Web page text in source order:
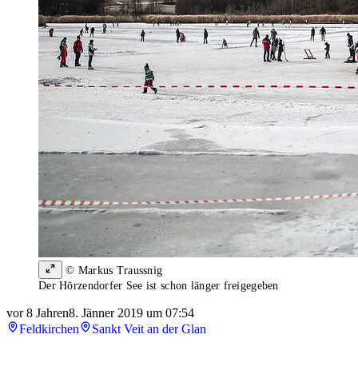
© Markus Traussnig
Der Hörzendorfer See ist schon länger freigegeben
vor 8 Jahren8. Jänner 2019 um 07:54
Feldkirchen
Sankt Veit an der Glan